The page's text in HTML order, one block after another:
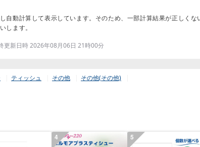
自動計算して表示しています。そのため、一部計算結果が正しくな
します。
更新日時 2026年08月06日 21時00分
ティッシュ その他 その他(その他)
4 5